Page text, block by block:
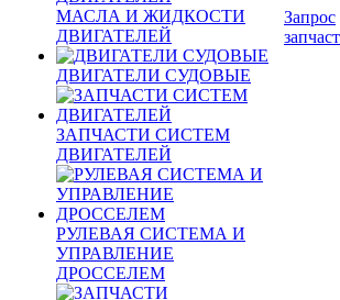
МАСЛА И ЖИДКОСТИ
ДВИГАТЕЛЕЙ
ДВИГАТЕЛИ СУДОВЫЕ
ЗАПЧАСТИ СИСТЕМ
ДВИГАТЕЛЕЙ
РУЛЕВАЯ СИСТЕМА И
УПРАВЛЕНИЕ
ДРОССЕЛЕМ
Запрос